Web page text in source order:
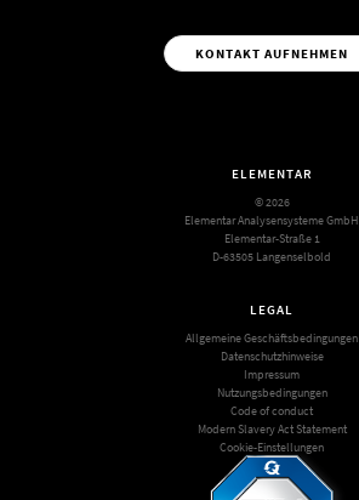
KONTAKT AUFNEHMEN
ELEMENTAR
© 2026
Elementar Analysensysteme GmbH
Elementar-Straße 1
D-63505 Langenselbold
LEGAL
Allgemeine Geschäftsbedingungen
Datenschutzhinweise
Impressum
Nutzungsbedingungen
Code of conduct
Modern Slavery Act Statement
Cookie-Einstellungen